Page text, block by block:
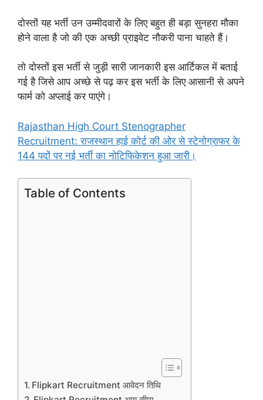
दोस्तों यह भर्ती उन उम्मीदवारों के लिए बहुत ही बड़ा सुनहरा मौका
होने वाला है जो की एक अच्छी प्राइवेट नौकरी पाना चाहते हैं।
तो दोस्तों इस भर्ती से जुड़ी सारी जानकारी इस आर्टिकल में बताई
गई है जिसे आप अच्छे से पढ़ कर इस भर्ती के लिए आसानी से अपने
फार्म को अप्लाई कर पाएंगे।
Rajasthan High Court Stenographer
Recruitment: राजस्थान हाई कोर्ट की ओर से स्टेनोग्राफर के
144 पदों पर नई भर्ती का नोटिफिकेशन हुआ जारी।
Table of Contents
Flipkart Recruitment आवेदन तिथि